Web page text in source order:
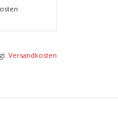
Versandkosten